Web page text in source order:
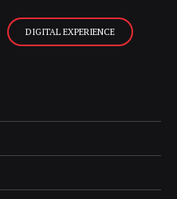
DIGITAL EXPERIENCE